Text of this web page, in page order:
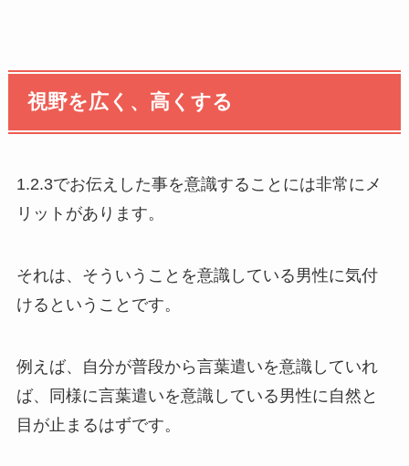
視野を広く、高くする
1.2.3でお伝えした事を意識することには非常にメ
リットがあります。
それは、そういうことを意識している男性に気付
けるということです。
例えば、自分が普段から言葉遣いを意識していれ
ば、同様に言葉遣いを意識している男性に自然と
目が止まるはずです。